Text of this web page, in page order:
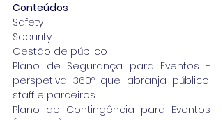
Conteúdos
Safety
Security
Gestão de público
Plano de Segurança para Eventos -
perspetiva 360º que abranja público,
staff e parceiros
Plano de Contingência para Eventos